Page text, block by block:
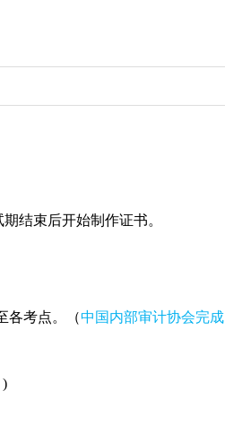
结束后开始制作证书。
各考点。（中国内部审计协会完成
)